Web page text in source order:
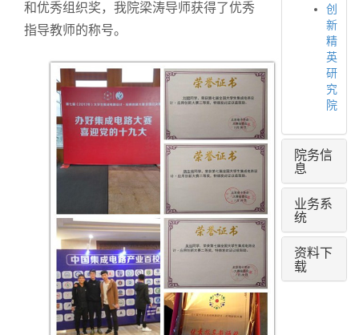
和优秀组织奖，我院梁涛导师获得了优秀
指导教师的称号。
创
新
精
英
研
究
院
院务信
息
业务系
统
资料下
载